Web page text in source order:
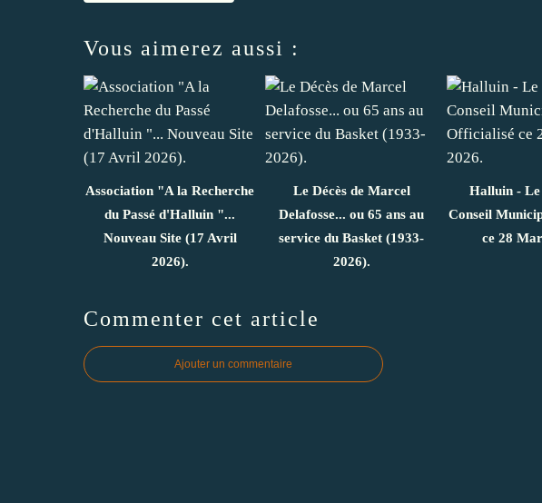
Vous aimerez aussi :
Association "A la Recherche
du Passé d'Halluin "...
Nouveau Site (17 Avril
2026).
Le Décès de Marcel
Delafosse... ou 65 ans au
service du Basket (1933-
2026).
Halluin - Le
Conseil
ce 28
Commenter cet article
Ajouter un commentaire